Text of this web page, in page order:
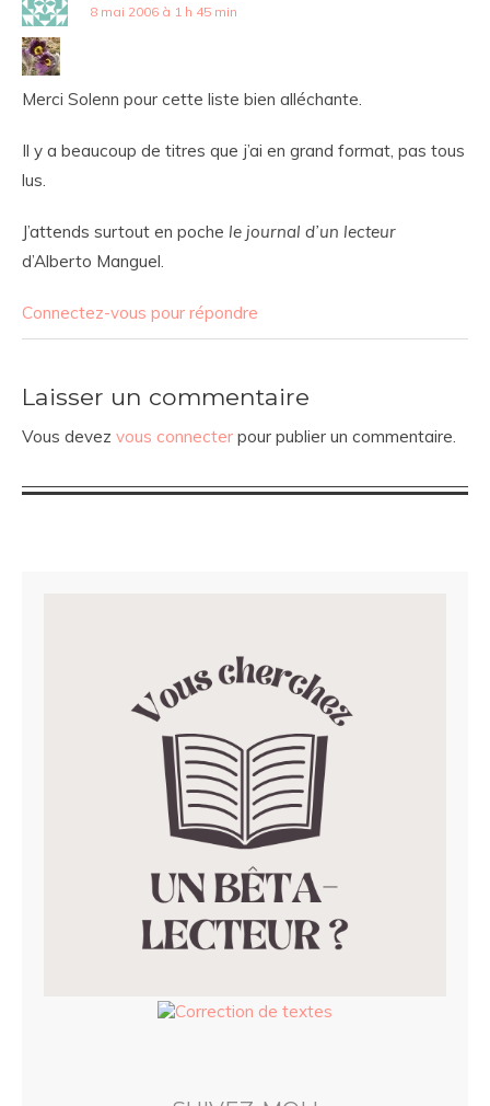
8 mai 2006 à 1 h 45 min
Merci Solenn pour cette liste bien alléchante.
Il y a beaucoup de titres que j’ai en grand format, pas tous
lus.
J’attends surtout en poche le journal d’un lecteur
d’Alberto Manguel.
Connectez-vous pour répondre
Laisser un commentaire
Vous devez vous connecter pour publier un commentaire.